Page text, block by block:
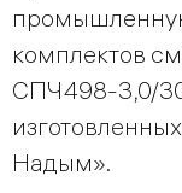
комплектов
СПЧ498-3,0/
Надым».